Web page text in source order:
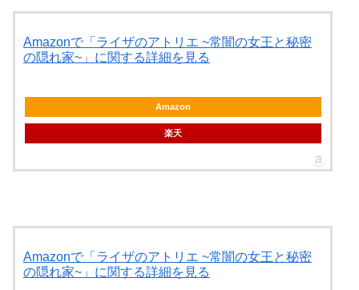
Amazonで「ライザのアトリエ ~常闇の女王と秘密
の隠れ家~」に関する詳細を見る
Amazon
楽天
Amazonで「ライザのアトリエ ~常闇の女王と秘密
の隠れ家~」に関する詳細を見る